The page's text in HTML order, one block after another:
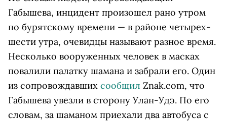
Габышева, инцидент произошел рано утром
по бурятскому времени — в районе четырех-
шести утра, очевидцы называют разное время.
Несколько вооруженных человек в масках
повалили палатку шамана и забрали его. Один
из сопровождавших сообщил Znak.com, что
Габышева увезли в сторону Улан-Удэ. По его
словам, за шаманом приехали два автобуса с